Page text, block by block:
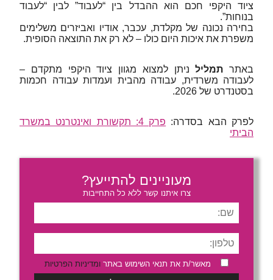
ציוד היקפי חכם הוא ההבדל בין “לעבוד” לבין “לעבוד
בנוחות”.
בחירה נכונה של מקלדת, עכבר, אודיו ואביזרים משלימים
משפרת את איכות היום כולו – לא רק את התוצאה הסופית.
באתר תמלילניתן למצוא מגוון ציוד היקפי מתקדם –
לעבודה משרדית, עבודה מהבית ועמדות עבודה חכמות
בסטנדרט של 2026.
לפרק הבא בסדרה:
פרק 4: תקשורת ואינטרנט במשרד
הביתי
מעוניינים להתייעץ?
צרו איתנו קשר ללא כל התחייבות
מאשר/ת את תנאי השימוש באתר ומדיניות הפרטיות